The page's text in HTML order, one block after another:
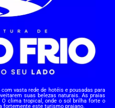
vasta rede de hotéis e pousadas para
suas belezas naturais. As praias
clima tropical, onde o sol brilha forte o
fortemente este turismo praiano.